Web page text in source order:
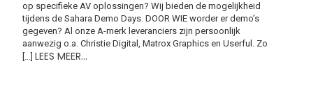
op specifieke AV oplossingen? Wij bieden de mogelijkheid
tijdens de Sahara Demo Days. DOOR WIE worder er demo’s
gegeven? Al onze A-merk leveranciers zijn persoonlijk
aanwezig o.a. Christie Digital, Matrox Graphics en Userful. Zo
[…] LEES MEER…